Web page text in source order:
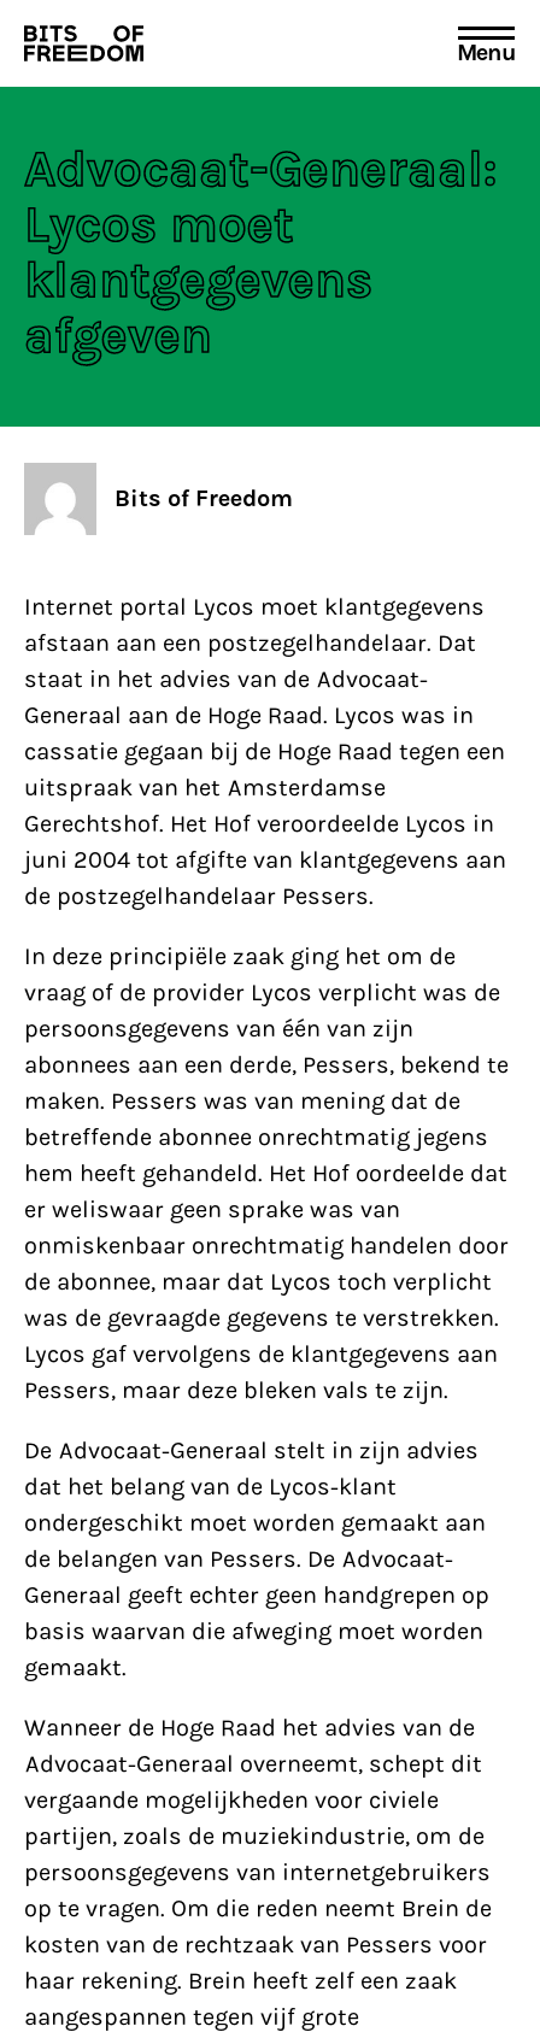
Search
for:
Menu
Advocaat-Generaal:
Lycos moet
klantgegevens
afgeven
Bits of Freedom
Internet portal Lycos moet klantgegevens
afstaan aan een postzegelhandelaar. Dat
staat in het advies van de Advocaat-
Generaal aan de Hoge Raad. Lycos was in
cassatie gegaan bij de Hoge Raad tegen een
uitspraak van het Amsterdamse
Gerechtshof. Het Hof veroordeelde Lycos in
juni 2004 tot afgifte van klantgegevens aan
de postzegelhandelaar Pessers.
In deze principiële zaak ging het om de
vraag of de provider Lycos verplicht was de
persoonsgegevens van één van zijn
abonnees aan een derde, Pessers, bekend te
maken. Pessers was van mening dat de
betreffende abonnee onrechtmatig jegens
hem heeft gehandeld. Het Hof oordeelde dat
er weliswaar geen sprake was van
onmiskenbaar onrechtmatig handelen door
de abonnee, maar dat Lycos toch verplicht
was de gevraagde gegevens te verstrekken.
Lycos gaf vervolgens de klantgegevens aan
Pessers, maar deze bleken vals te zijn.
De Advocaat-Generaal stelt in zijn advies
dat het belang van de Lycos-klant
ondergeschikt moet worden gemaakt aan
de belangen van Pessers. De Advocaat-
Generaal geeft echter geen handgrepen op
basis waarvan die afweging moet worden
gemaakt.
Wanneer de Hoge Raad het advies van de
Advocaat-Generaal overneemt, schept dit
vergaande mogelijkheden voor civiele
partijen, zoals de muziekindustrie, om de
persoonsgegevens van internetgebruikers
op te vragen. Om die reden neemt Brein de
kosten van de rechtzaak van Pessers voor
haar rekening. Brein heeft zelf een zaak
aangespannen tegen vijf grote